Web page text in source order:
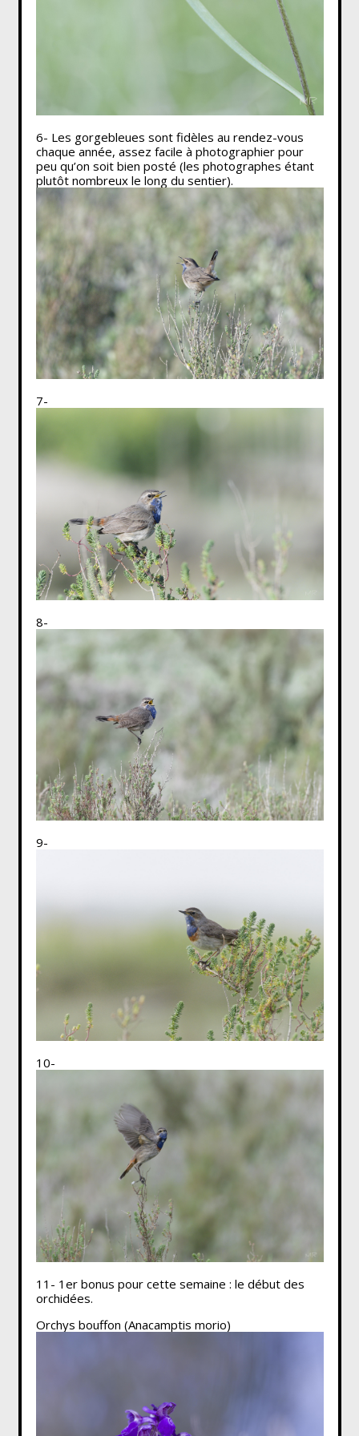
6- Les gorgebleues sont fidèles au rendez-vous
chaque année, assez facile à photographier pour
peu qu’on soit bien posté (les photographes étant
plutôt nombreux le long du sentier).
7-
8-
9-
10-
11- 1er bonus pour cette semaine : le début des
orchidées.
Orchys bouffon (Anacamptis morio)